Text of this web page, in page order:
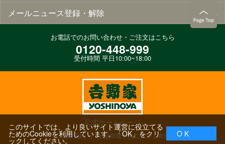
メールニュース登録・解除
お電話でのお問い合わせ・ご注文はこちら
0120-448-999
受付時間 平日10:00~18:00
公式ホームページ
ご利用規約 特定商取引法に基づく表示
このサイトでは、より良いサイト運営に役立てる
ためのCookieを利用しています。「OK」をクリ
ックしてください。
O K